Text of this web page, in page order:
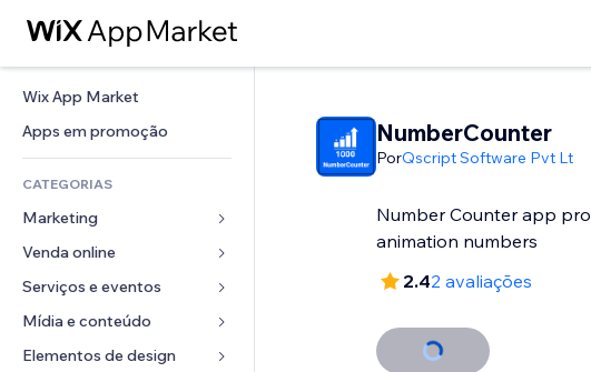
Wix App Market
Apps em promoção
CATEGORIAS
Marketing
Anúncios
Mobile
Análises
Venda online
Apps para lojas
Frete e entrega
Botões de venda
Serviços e eventos
Hotéis
Eventos
Mídia e conteúdo
Galeria
Elementos de design
NumberCounter
PorQscript Software Pvt Lt
Number Counter app
2.42 avaliações